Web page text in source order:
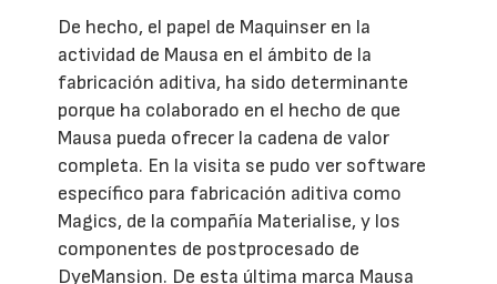
De hecho, el papel de Maquinser en la
actividad de Mausa en el ámbito de la
fabricación aditiva, ha sido determinante
porque ha colaborado en el hecho de que
Mausa pueda ofrecer la cadena de valor
completa. En la visita se pudo ver software
específico para fabricación aditiva como
Magics, de la compañía Materialise, y los
componentes de postprocesado de
DyeMansion. De esta última marca Mausa